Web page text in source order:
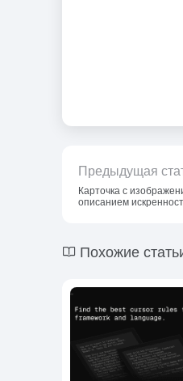
Предыдущая
Карточка с
описанием
Похожие